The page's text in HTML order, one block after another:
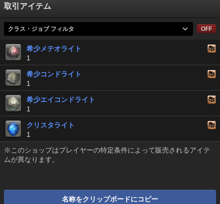
取引アイテム
クラス・ジョブ フィルタ OFF
希少メテオライト
1
希少コンドライト
1
希少エイコンドライト
1
クリスタライト
1
※このショップはプレイヤーの特定条件によって販売されるアイテ
ムが異なります。
名称をクリップボードにコピー